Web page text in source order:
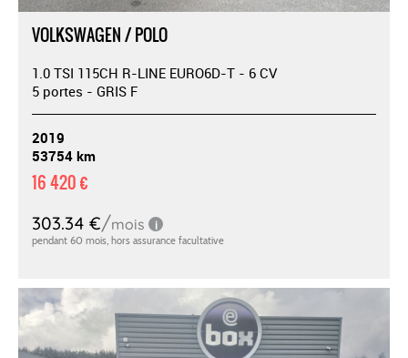
VOLKSWAGEN / POLO
1.0 TSI 115CH R-LINE EURO6D-T - 6 CV
5 portes - GRIS F
2019
53754 km
16 420 €